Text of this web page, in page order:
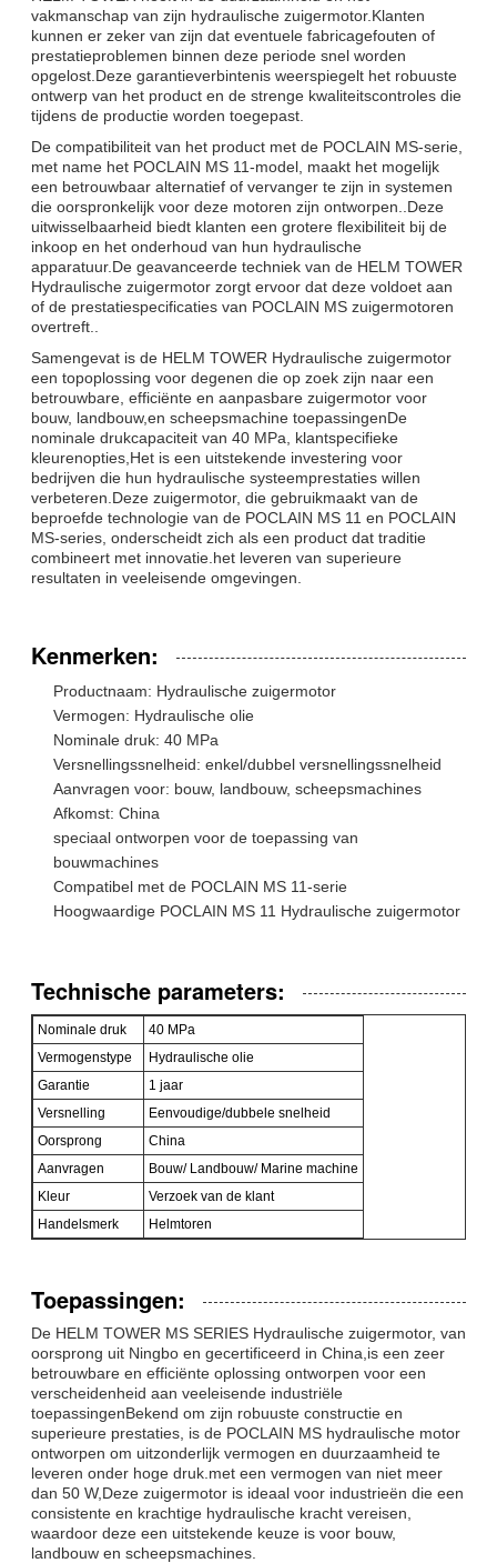
vakmanschap van zijn hydraulische zuigermotor.Klanten
kunnen er zeker van zijn dat eventuele fabricagefouten of
prestatieproblemen binnen deze periode snel worden
opgelost.Deze garantieverbintenis weerspiegelt het robuuste
ontwerp van het product en de strenge kwaliteitscontroles die
tijdens de productie worden toegepast.
De compatibiliteit van het product met de POCLAIN MS-serie,
met name het POCLAIN MS 11-model, maakt het mogelijk
een betrouwbaar alternatief of vervanger te zijn in systemen
die oorspronkelijk voor deze motoren zijn ontworpen..Deze
uitwisselbaarheid biedt klanten een grotere flexibiliteit bij de
inkoop en het onderhoud van hun hydraulische
apparatuur.De geavanceerde techniek van de HELM TOWER
Hydraulische zuigermotor zorgt ervoor dat deze voldoet aan
of de prestatiespecificaties van POCLAIN MS zuigermotoren
overtreft..
Samengevat is de HELM TOWER Hydraulische zuigermotor
een topoplossing voor degenen die op zoek zijn naar een
betrouwbare, efficiënte en aanpasbare zuigermotor voor
bouw, landbouw,en scheepsmachine toepassingenDe
nominale drukcapaciteit van 40 MPa, klantspecifieke
kleurenopties,Het is een uitstekende investering voor
bedrijven die hun hydraulische systeemprestaties willen
verbeteren.Deze zuigermotor, die gebruikmaakt van de
beproefde technologie van de POCLAIN MS 11 en POCLAIN
MS-series, onderscheidt zich als een product dat traditie
combineert met innovatie.het leveren van superieure
resultaten in veeleisende omgevingen.
Kenmerken:
Productnaam: Hydraulische zuigermotor
Vermogen: Hydraulische olie
Nominale druk: 40 MPa
Versnellingssnelheid: enkel/dubbel versnellingssnelheid
Aanvragen voor: bouw, landbouw, scheepsmachines
Afkomst: China
speciaal ontworpen voor de toepassing van
bouwmachines
Compatibel met de POCLAIN MS 11-serie
Hoogwaardige POCLAIN MS 11 Hydraulische zuigermotor
Technische parameters:
Nominale druk
40 MPa
Vermogenstype
Hydraulische olie
Garantie
1 jaar
Versnelling
Eenvoudige/dubbele snelheid
Oorsprong
China
Aanvragen
Bouw/ Landbouw/ Marine machine
Kleur
Verzoek van de klant
Handelsmerk
Helmtoren
Toepassingen:
De HELM TOWER MS SERIES Hydraulische zuigermotor, van
oorsprong uit Ningbo en gecertificeerd in China,is een zeer
betrouwbare en efficiënte oplossing ontworpen voor een
verscheidenheid aan veeleisende industriële
toepassingenBekend om zijn robuuste constructie en
superieure prestaties, is de POCLAIN MS hydraulische motor
ontworpen om uitzonderlijk vermogen en duurzaamheid te
leveren onder hoge druk.met een vermogen van niet meer
dan 50 W,Deze zuigermotor is ideaal voor industrieën die een
consistente en krachtige hydraulische kracht vereisen,
waardoor deze een uitstekende keuze is voor bouw,
landbouw en scheepsmachines.